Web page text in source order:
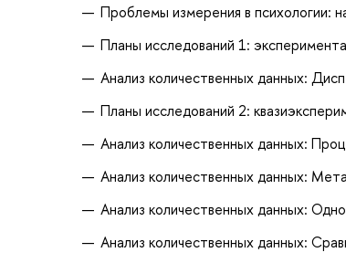
Проблемы измерения в психологии:
Планы исследований 1:
Анализ количественных данных:
Планы исследований 2:
Анализ количественных данных:
Анализ количественных данных:
Анализ количественных данных:
Анализ количественных данных: